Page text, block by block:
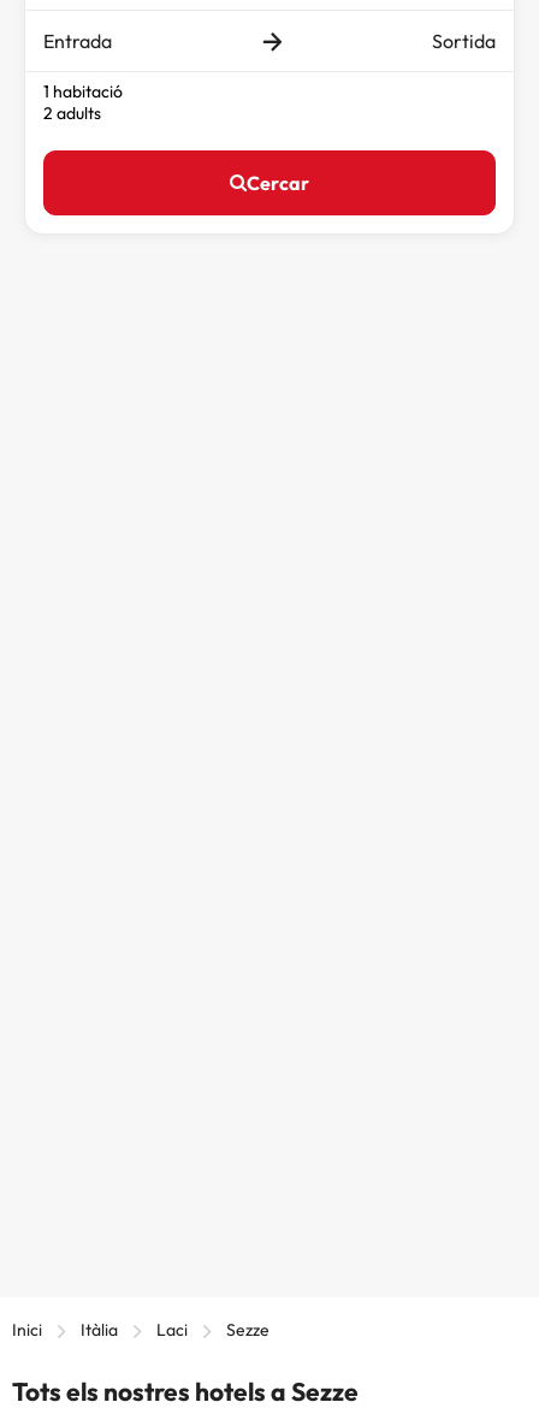
Entrada Sortida
1 habitació
2 adults
Cercar
Inici Itàlia Laci Sezze
Tots els nostres hotels a Sezze